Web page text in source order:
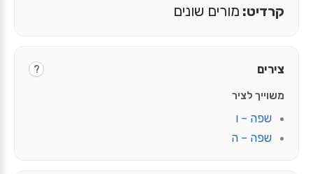
קרדיט: מורים שונים
צירים ?
משוייך לציר
שפה – ו
שפה – ה